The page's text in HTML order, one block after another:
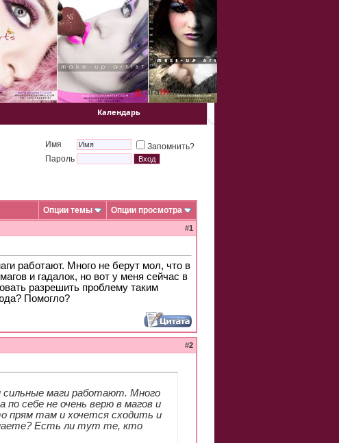
Календарь
Имя
Запомнить?
Пароль
Опции темы Опции просмотра
#1
работают. Много не берут мол, что в
и гадалок, но вот у меня сейчас в
разрешить проблему таким
Помогло?
#2
маги работают. Много
себе не очень верю в магов и
прям там и хочется сходить и
Есть ли тут те, кто